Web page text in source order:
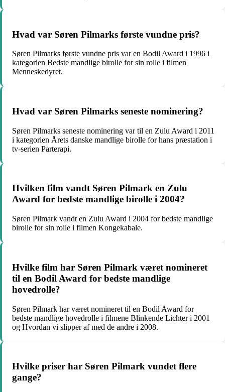
Hvad var Søren Pilmarks første vundne pris?
Søren Pilmarks første vundne pris var en Bodil Award i 1996 i
kategorien Bedste mandlige birolle for sin rolle i filmen
Menneskedyret.
Hvad var Søren Pilmarks seneste nominering?
Søren Pilmarks seneste nominering var til en Zulu Award i 2011
i kategorien Årets danske mandlige birolle for hans præstation i
tv-serien Parterapi.
Hvilken film vandt Søren Pilmark en Zulu
Award for bedste mandlige birolle i 2004?
Søren Pilmark vandt en Zulu Award i 2004 for bedste mandlige
birolle for sin rolle i filmen Kongekabale.
Hvilke film har Søren Pilmark været nomineret
til en Bodil Award for bedste mandlige
hovedrolle?
Søren Pilmark har været nomineret til en Bodil Award for
bedste mandlige hovedrolle i filmene Blinkende Lichter i 2001
og Hvordan vi slipper af med de andre i 2008.
Hvilke priser har Søren Pilmark vundet flere
gange?